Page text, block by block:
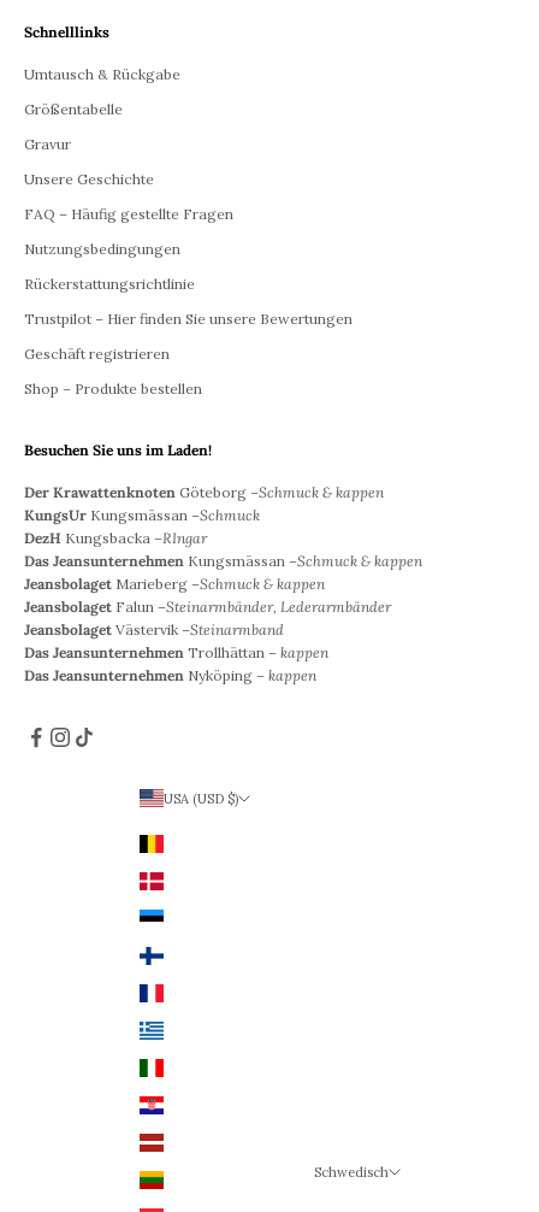
Schnelllinks
Umtausch & Rückgabe
Größentabelle
Gravur
Unsere Geschichte
FAQ – Häufig gestellte Fragen
Nutzungsbedingungen
Rückerstattungsrichtlinie
Trustpilot – Hier finden Sie unsere Bewertungen
Geschäft registrieren
Shop – Produkte bestellen
Besuchen Sie uns im Laden!
Der Krawattenknoten Göteborg –Schmuck & kappen
KungsUr Kungsmässan –Schmuck
DezH Kungsbacka –RIngar
Das Jeansunternehmen Kungsmässan –Schmuck & kappen
Jeansbolaget Marieberg –Schmuck & kappen
Jeansbolaget Falun –Steinarmbänder, Lederarmbänder
Jeansbolaget Västervik –Steinarmband
Das Jeansunternehmen Trollhättan – kappen
Das Jeansunternehmen Nyköping – kappen
USA (USD $)
Dänemark (DKK)
Estland (EUR €)
Finnland (EUR €)
Griechenland (EUR €)
Kroatien (EUR €)
Lettland (EUR €)
Litauen (EUR €) Schwedisch